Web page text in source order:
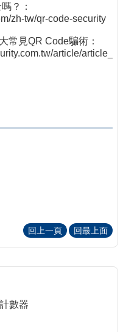
？：
zh-tw/qr-code-security
常見QR Code騙術：
article/
回上一頁
回最上面